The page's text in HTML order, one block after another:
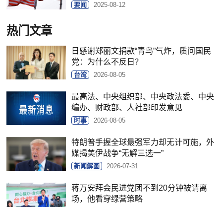
要闻 2025-08-12
热门文章
日感谢郑丽文捐款“青鸟”气炸，质问国民
党：为什么不反日？
台湾 2026-08-05
最高法、中央组织部、中央政法委、中央
编办、财政部、人社部印发意见
时事 2026-08-05
特朗普手握全球最强军力却无计可施，外
媒揭美伊战争“无解三选一”
新闻解画 2026-07-31
蒋万安拜会民进党团不到20分钟被请离
场，他看穿绿营策略